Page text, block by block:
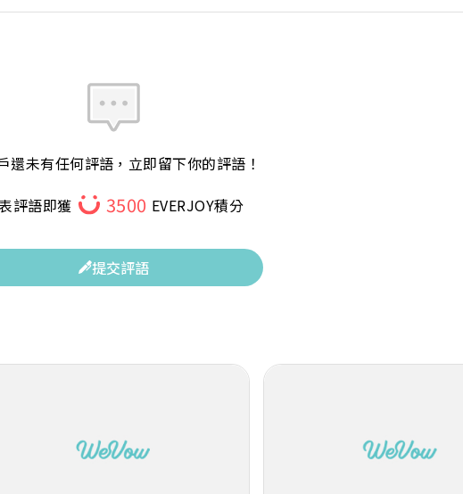
還未有任何評語，立即留下你的評語！
評語即獲
3500 EVERJOY積分
提交評語